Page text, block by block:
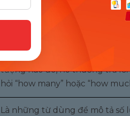
Được dùng để mô tả các đặc
của danh từ hoặc đại từ đang
Nhằm nói về số lượng/ khối
tượng nào đó, nó thường trả
hỏi “how many” hoặc “how
Là những từ dùng để mô tả số